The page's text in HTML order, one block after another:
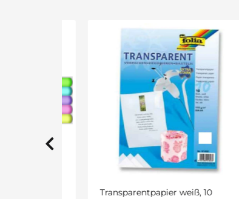
Transparentpapier weiß, 10